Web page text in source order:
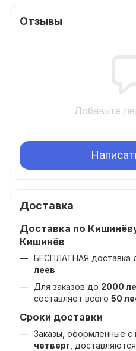
Отзывы
Добавьте
Доставка
Доставка по
Кишинёв
БЕСПЛАТНАЯ доставка
леев
Для заказов до 2000
составляет всего 50
Сроки доставки
Заказы, оформленные с
четверг , доставляются